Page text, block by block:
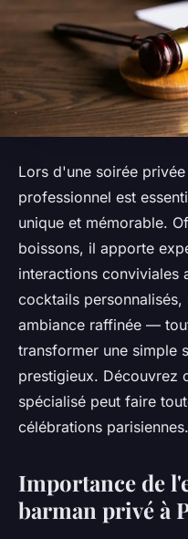
Lors d'une soirée
professionnel est
unique et mémorable.
boissons, il apporte
interactions conviviales
cocktails
ambiance raffinée —
transformer une simple
prestigieux. Découvrez
spécialisé peut faire
célébrations parisiennes.
Importance de
barman privé à